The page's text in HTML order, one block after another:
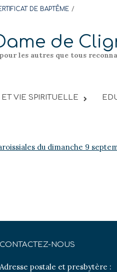
DE BAPTÊME
de
pour les autres que tous
VIE SPIRITUELLE
du dimanche 9
CONTACTEZ-NOUS
Adresse postale et presbytère :